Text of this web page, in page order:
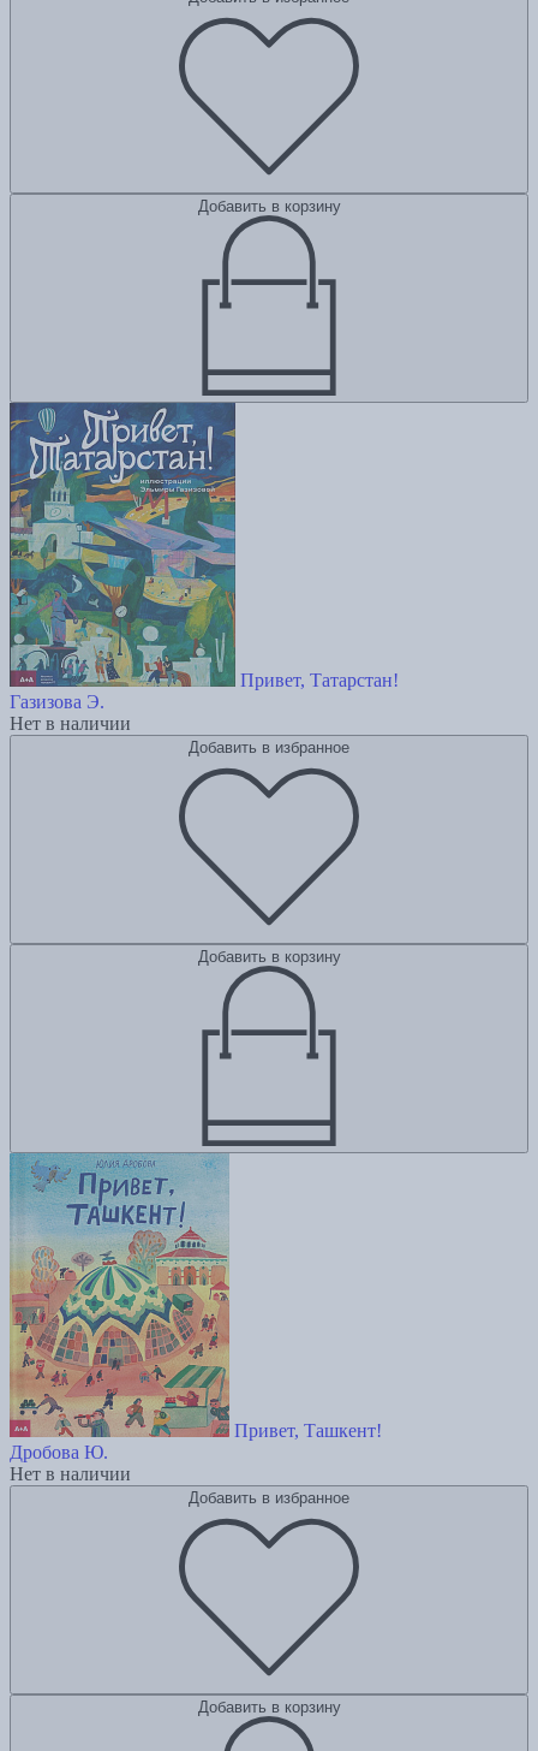
Добавить в корзину
Привет, Татарстан!
Газизова Э.
Нет в наличии
Добавить в избранное
Добавить в корзину
Привет, Ташкент!
Дробова Ю.
Нет в наличии
Добавить в избранное
Добавить в корзину